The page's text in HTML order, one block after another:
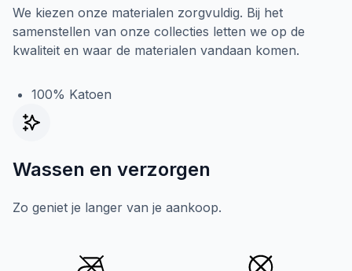
We kiezen onze materialen zorgvuldig. Bij het
samenstellen van onze collecties letten we op de
kwaliteit en waar de materialen vandaan komen.
100% Katoen
Wassen en verzorgen
Zo geniet je langer van je aankoop.